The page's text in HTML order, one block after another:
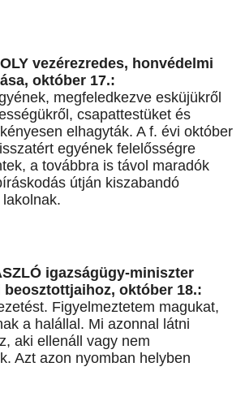
vezérezredes, honvédelmi
október 17.:
megfeledkezve esküjükről
csapattestüket és
elhagyták. A f. évi október
egyének felelősségre
a továbbra is távol maradók
útján kiszabandó
igazságügy-miniszter
október 18.:
Figyelmeztetem magukat,
a halállal. Mi azonnal látni
aki ellenáll vagy nem
Azt azon nyomban helyben